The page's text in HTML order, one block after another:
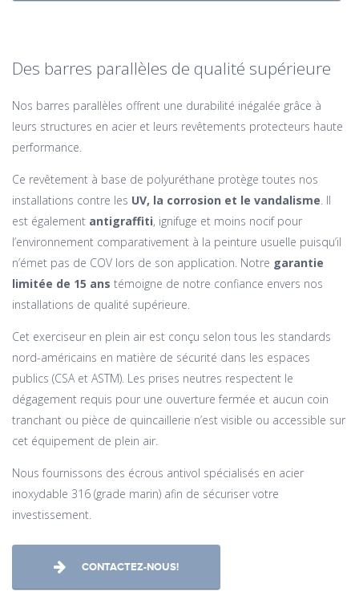
Des barres parallèles de qualité supérieure
Nos barres parallèles offrent une durabilité inégalée grâce à
leurs structures en acier et leurs revêtements protecteurs haute
performance.
Ce revêtement à base de polyuréthane protège toutes nos
installations contre les UV, la corrosion et le vandalisme. Il
est également antigraffiti, ignifuge et moins nocif pour
l’environnement comparativement à la peinture usuelle puisqu’il
n’émet pas de COV lors de son application. Notre garantie
limitée de 15 ans témoigne de notre confiance envers nos
installations de qualité supérieure.
Cet exerciseur en plein air est conçu selon tous les standards
nord-américains en matière de sécurité dans les espaces
publics (CSA et ASTM). Les prises neutres respectent le
dégagement requis pour une ouverture fermée et aucun coin
tranchant ou pièce de quincaillerie n’est visible ou accessible sur
cet équipement de plein air.
Nous fournissons des écrous antivol spécialisés en acier
inoxydable 316 (grade marin) afin de sécuriser votre
investissement.
CONTACTEZ-NOUS!